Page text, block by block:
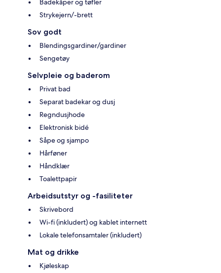
Badekåper og tøfler
Strykejern/-brett
Sov godt
Blendingsgardiner/gardiner
Sengetøy
Selvpleie og baderom
Privat bad
Separat badekar og dusj
Regndusjhode
Elektronisk bidé
Såpe og sjampo
Hårføner
Håndklær
Toalettpapir
Arbeidsutstyr og -fasiliteter
Skrivebord
Wi-fi (inkludert) og kablet internett
Lokale telefonsamtaler (inkludert)
Mat og drikke
Kjøleskap